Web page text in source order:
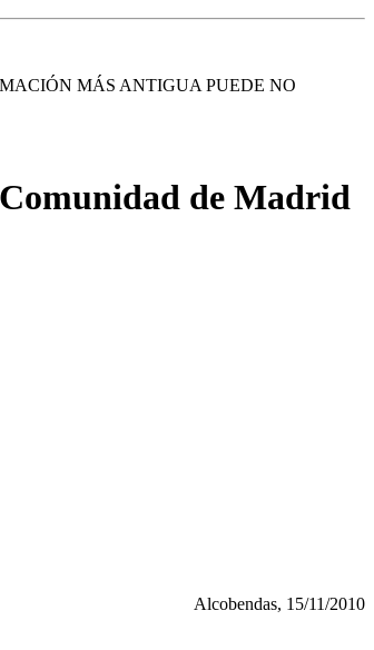
MÁS ANTIGUA PUEDE NO
de Madrid
Alcobendas, 15/11/2010